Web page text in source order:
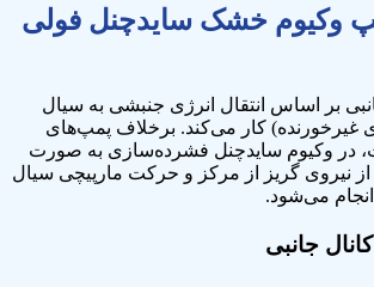
وکیوم خشک سایدچنل فولی
بر اساس انتقال انرژی جنبشی به سیال
غیرخورنده) کار می‌کند. برخلاف پمپ‌های
در وکیوم سایدچنل فشرده‌سازی به صورت
از نیروی گریز از مرکز و حرکت مارپیچی سیال
می‌شود.
جانبی